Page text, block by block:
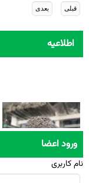
اطلاعیه
ورود اعضا
نام کاربری